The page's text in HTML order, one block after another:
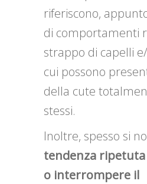
riferiscono,
di comportamenti
strappo di capelli
cui possono
della cute
stessi.
Inoltre, spesso si
tendenza
o interrompere il